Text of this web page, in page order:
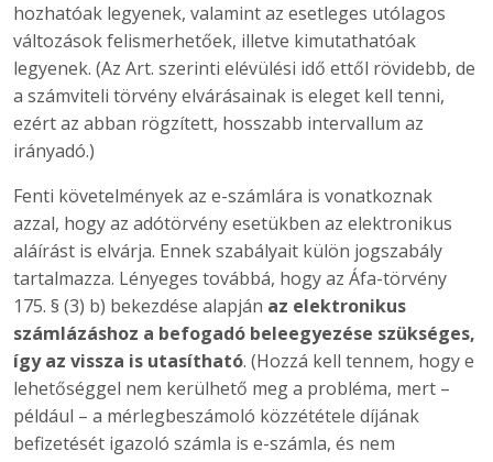
hozhatóak legyenek, valamint az esetleges utólagos
változások felismerhetőek, illetve kimutathatóak
legyenek. (Az Art. szerinti elévülési idő ettől rövidebb, de
a számviteli törvény elvárásainak is eleget kell tenni,
ezért az abban rögzített, hosszabb intervallum az
irányadó.)
Fenti követelmények az e-számlára is vonatkoznak
azzal, hogy az adótörvény esetükben az elektronikus
aláírást is elvárja. Ennek szabályait külön jogszabály
tartalmazza. Lényeges továbbá, hogy az Áfa-törvény
175. § (3) b) bekezdése alapján az elektronikus
számlázáshoz a befogadó beleegyezése szükséges,
így az vissza is utasítható. (Hozzá kell tennem, hogy e
lehetőséggel nem kerülhető meg a probléma, mert –
például – a mérlegbeszámoló közzététele díjának
befizetését igazoló számla is e-számla, és nem